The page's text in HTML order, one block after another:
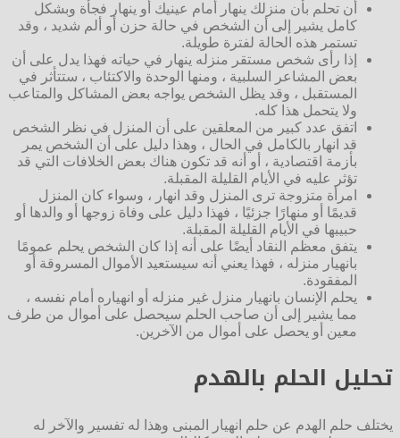
أن تحلم بأن منزلك ينهار أمام عينيك أو ينهار فجأة وبشكل
كامل يشير إلى أن الشخص في حالة حزن أو ألم شديد ، وقد
تستمر هذه الحالة لفترة طويلة.
إذا رأى شخص مستقر منزله ينهار في حياته فهذا يدل على أن
بعض المشاعر السلبية ، ومنها الوحدة والاكتئاب ، ستتأثر في
المستقبل ، وقد يظل الشخص يواجه بعض المشاكل والمتاعب
ولا يتحمل هذا كله.
اتفق عدد كبير من المعلقين على أن المنزل في نظر الشخص
قد انهار بالكامل في الحال ، وهذا دليل على أن الشخص يمر
بأزمة اقتصادية ، أو أنه قد تكون هناك بعض الخلافات التي قد
تؤثر عليه في الأيام القليلة المقبلة.
امرأة متزوجة ترى المنزل وقد انهار ، وسواء كان المنزل
قديمًا أو منهارًا جزئيًا ، فهذا دليل على وفاة زوجها أو والدها أو
حبيبها في الأيام القليلة المقبلة.
يتفق معظم النقاد أيضًا على أنه إذا كان الشخص يحلم عمومًا
بانهيار منزله ، فهذا يعني أنه سيستعيد الأموال المسروقة أو
المفقودة.
يحلم الإنسان بانهيار منزل غير منزله أو انهياره أمام نفسه ،
مما يشير إلى أن صاحب الحلم سيحصل على أموال من طرف
معين أو يحصل على أموال من الآخرين.
تحليل الحلم بالهدم
يختلف حلم الهدم عن حلم انهيار المبنى وهذا له تفسير والآخر له